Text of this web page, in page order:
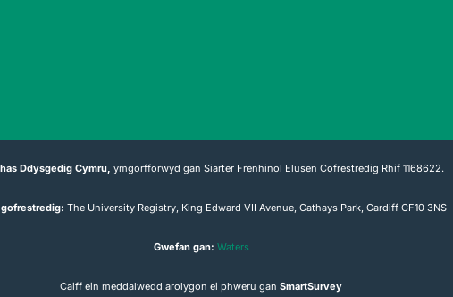
Ddysgedig Cymru, ymgorfforwyd gan Siarter Frenhinol Elusen Cofrestredig Rhif 1168622.
The University Registry, King Edward VII Avenue, Cathays Park, Cardiff CF10 3NS
Gwefan gan: Waters
Caiff ein meddalwedd arolygon ei phweru gan SmartSurvey